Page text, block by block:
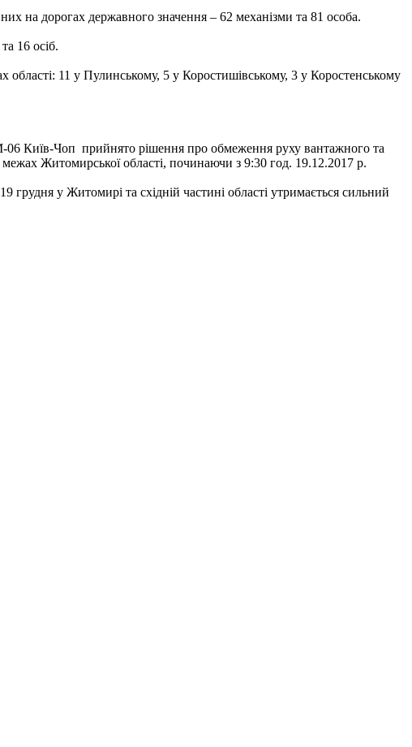
на дорогах державного значення – 62 механізми та 81 особа.
16 осіб.
області: 11 у Пулинському, 5 у Коростишівському, 3 у Коростенському
06 Київ-Чоп прийнято рішення про обмеження руху вантажного та
Житомирської області, починаючи з 9:30 год. 19.12.2017 р.
грудня у Житомирі та східній частині області утримається сильний